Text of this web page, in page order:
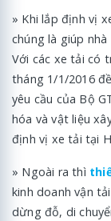
» Khi lắp định vị
chúng là giúp
Với các xe tải có
tháng 1/1/2016
yêu cầu của Bộ
hóa và vật liệu
định vị xe tải tại
» Ngoài ra thì
kinh doanh vận
dừng đỗ, di